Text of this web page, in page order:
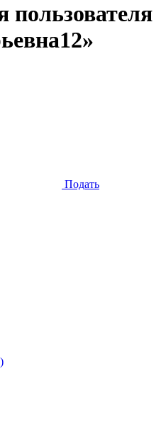
пользователя
Подать
)